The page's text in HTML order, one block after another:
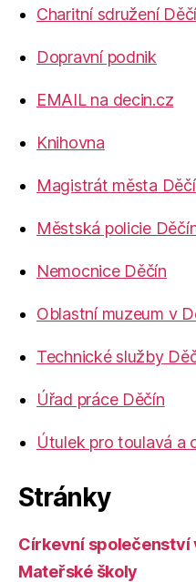
Charitní sdružení
Dopravní podnik
EMAIL na decin.cz
Knihovna
Magistrát města
Městská policie
Nemocnice Děčín
Oblastní muzeum v
Technické služby
Úřad práce Děčín
Útulek pro toulavá a
Stránky
Církevní společenství
Mateřské školy